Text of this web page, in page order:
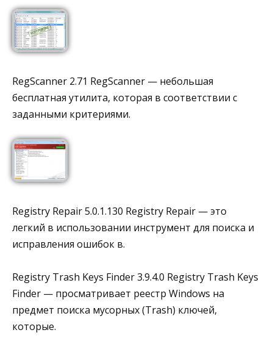
RegScanner 2.71 RegScanner — небольшая
бесплатная утилита, которая в соответствии с
заданными критериями.
Registry Repair 5.0.1.130 Registry Repair — это
легкий в использовании инструмент для поиска и
исправления ошибок в.
Registry Trash Keys Finder 3.9.4.0 Registry Trash Keys
Finder — просматривает реестр Windows на
предмет поиска мусорных (Trash) ключей,
которые.